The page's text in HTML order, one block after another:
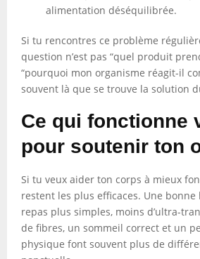
alimentation déséquilibrée.
Si tu rencontres ce problème
question n’est pas “quel produit
“pourquoi mon organisme réagit-il
souvent là que se trouve la solution
Ce qui fonctionne
pour soutenir ton
Si tu veux aider ton corps à mieux
restent les plus efficaces. Une
repas plus simples, moins d’ultra-
de fibres, un sommeil correct et un
physique font souvent plus de